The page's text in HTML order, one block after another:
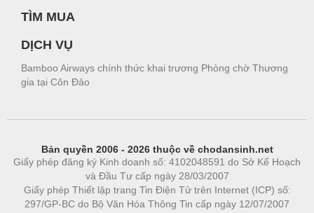
TÌM MUA
DỊCH VỤ
Bamboo Airways chính thức khai trương Phòng chờ Thương
gia tại Côn Đảo
Bản quyền 2006 - 2026 thuộc về chodansinh.net
Giấy phép đăng ký Kinh doanh số: 4102048591 do Sở Kế Hoạch
và Đầu Tư cấp ngày 28/03/2007
Giấy phép Thiết lập trang Tin Điện Tử trên Internet (ICP) số:
297/GP-BC do Bộ Văn Hóa Thông Tin cấp ngày 12/07/2007